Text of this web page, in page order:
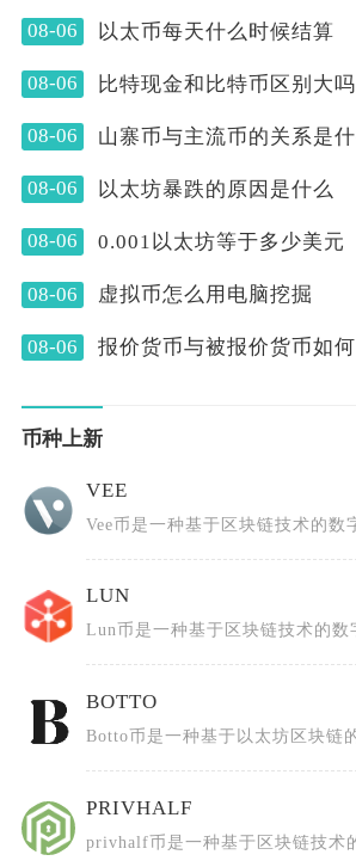
08-06 以太币每天什么时候结算
08-06 比特现金和比特币区别大吗
08-06 山寨币与主流币的关系是
08-06 以太坊暴跌的原因是什么
08-06 0.001以太坊等于多少美元
08-06 虚拟币怎么用电脑挖掘
08-06 报价货币与被报价货币如
币种上新
VEE
LUN
BOTTO
PRIVHALF